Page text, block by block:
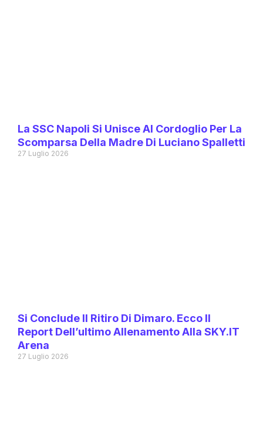
La SSC Napoli Si Unisce Al Cordoglio Per La
Scomparsa Della Madre Di Luciano Spalletti
27 Luglio 2026
Si Conclude Il Ritiro Di Dimaro. Ecco Il
Report Dell’ultimo Allenamento Alla SKY.IT
Arena
27 Luglio 2026